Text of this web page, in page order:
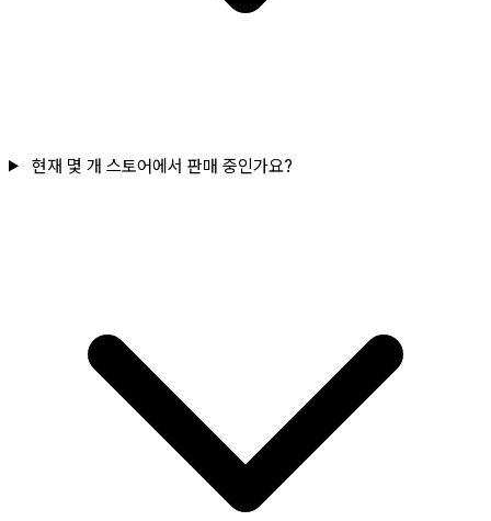
현재 몇 개 스토어에서 판매 중인가요?